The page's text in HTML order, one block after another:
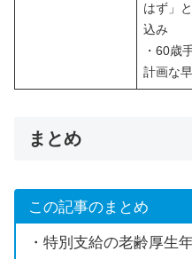
はず」
込み
・60歳
計画な
まとめ
この記事のまとめ
・特別支給の老齢厚生